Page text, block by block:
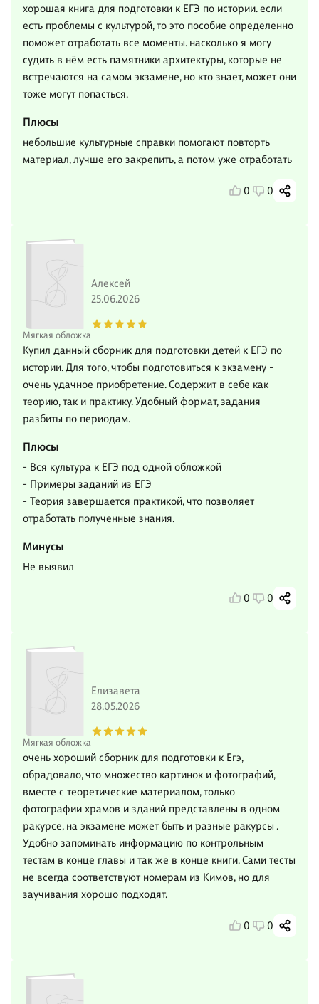
хорошая книга для подготовки к ЕГЭ по истории. если
есть проблемы с культурой, то это пособие определенно
поможет отработать все моменты. насколько я могу
судить в нём есть памятники архитектуры, которые не
встречаются на самом экзамене, но кто знает, может они
тоже могут попасться.
Плюсы
небольшие культурные справки помогают повторть
материал, лучше его закрепить, а потом уже отработать
0 0
Мягкая обложка
Алексей
25.06.2026
Купил данный сборник для подготовки детей к ЕГЭ по
истории. Для того, чтобы подготовиться к экзамену -
очень удачное приобретение. Содержит в себе как
теорию, так и практику. Удобный формат, задания
разбиты по периодам.
Плюсы
- Вся культура к ЕГЭ под одной обложкой
- Примеры заданий из ЕГЭ
- Теория завершается практикой, что позволяет
отработать полученные знания.
Минусы
Не выявил
0 0
Мягкая обложка
Елизавета
28.05.2026
очень хороший сборник для подготовки к Егэ,
обрадовало, что множество картинок и фотографий,
вместе с теоретические материалом, только
фотографии храмов и зданий представлены в одном
ракурсе, на экзамене может быть и разные ракурсы .
Удобно запоминать информацию по контрольным
тестам в конце главы и так же в конце книги. Сами тесты
не всегда соответствуют номерам из Кимов, но для
заучивания хорошо подходят.
0 0